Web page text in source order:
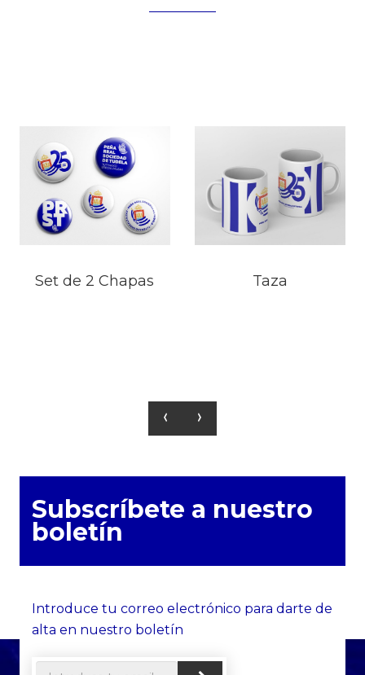
Set de 2 Chapas Taza
Subscríbete a nuestro
boletín
Introduce tu correo electrónico para darte de
alta en nuestro boletín